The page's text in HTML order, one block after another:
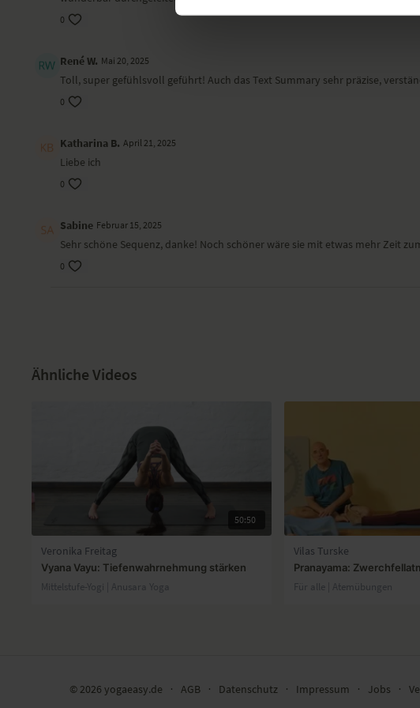
0
René W. Mai 20, 2025
Toll, super gefühlsvoll geführt! Auch das Text Summary sehr präzise,
0
Katharina B. April 21, 2025
Liebe ich
0
Sabine Februar 15, 2025
Sehr schöne Sequenz, danke! Noch schöner wäre sie mit etwas mehr Zeit
0
Ähnliche Videos
50:50
Veronika Freitag
Vyana Vayu: Tiefenwahrnehmung stärken
Mittelstufe-Yogi | Anusara Yoga
Vilas Turske
Pranayama:
Für alle | Atemübungen
© 2026 yogaeasy.de ∙ AGB ∙ Datenschutz ∙ Impressum ∙ Jobs ∙